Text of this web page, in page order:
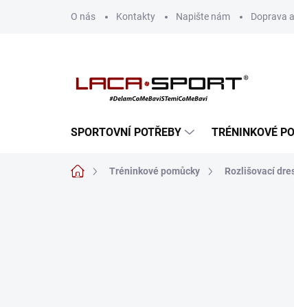
O nás Kontakty Napište nám Doprava
SPORTOVNÍ POTŘEBY TRÉNINKOVÉ
Domů Tréninkové pomůcky Rozlišovací